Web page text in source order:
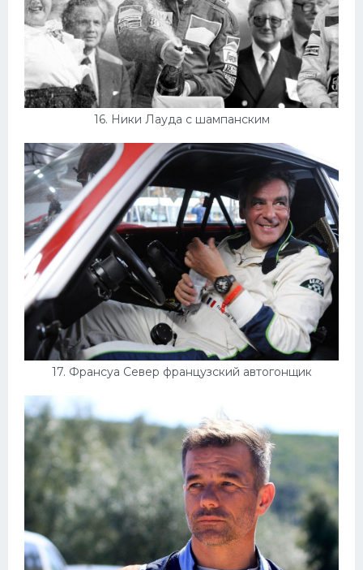
16. Ники Лауда с шампанским
17. Франсуа Север французский автогонщик